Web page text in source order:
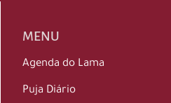
MENU
Agenda do Lama
Puja Diário